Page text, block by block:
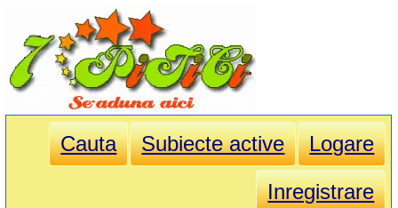
Cauta Subiecte active
Logare
Inregistrare